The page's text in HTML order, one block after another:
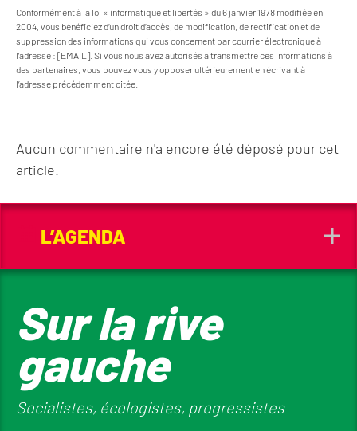
Conformément à la loi « informatique et libertés » du 6 janvier 1978 modifiée en
2004, vous bénéficiez d’un droit d’accès, de modification, de rectification et de
suppression des informations qui vous concernent par courrier électronique à
l’adresse : [EMAIL]. Si vous nous avez autorisés à transmettre ces informations à
des partenaires, vous pouvez vous y opposer ultérieurement en écrivant à
l’adresse précédemment citée.
Aucun commentaire n'a encore été déposé pour cet
article.
L’AGENDA
Sur la rive
gauche
Socialistes, écologistes, progressistes